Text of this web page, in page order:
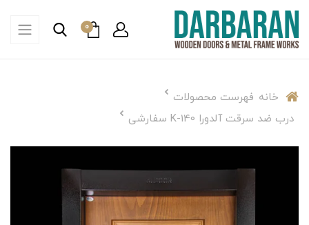
0
خانه فهرست محصولات
درب ضد سرقت آلدورا K-140 سفارشی